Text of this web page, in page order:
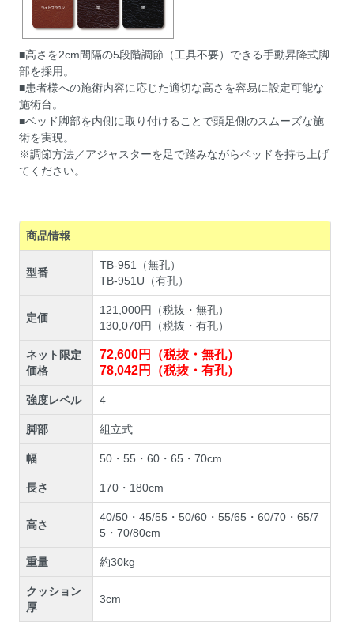
■高さを2cm間隔の5段階調節（工具不要）できる手動昇降式脚
部を採用。
■患者様への施術内容に応じた適切な高さを容易に設定可能な
施術台。
■ベッド脚部を内側に取り付けることで頭足側のスムーズな施
術を実現。
※調節方法／アジャスターを足で踏みながらベッドを持ち上げ
てください。
商品情報
型番
TB-951（無孔）
TB-951U（有孔）
定価
121,000円（税抜・無孔）
130,070円（税抜・有孔）
ネット限定
価格
72,600円（税抜・無孔）
78,042円（税抜・有孔）
強度レベル 4
脚部 組立式
幅 50・55・60・65・70cm
長さ 170・180cm
高さ
40/50・45/55・50/60・55/65・60/70・65/7
5・70/80cm
重量 約30kg
クッション
厚
3cm